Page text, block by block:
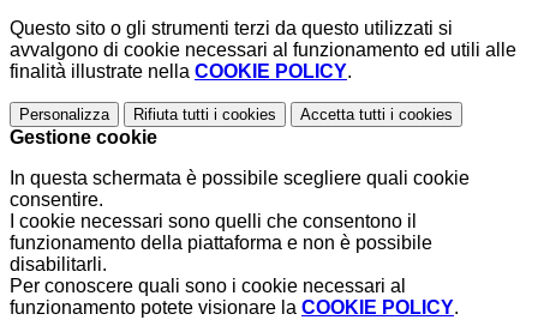
Questo sito o gli strumenti terzi da questo utilizzati si
avvalgono di cookie necessari al funzionamento ed utili alle
finalità illustrate nella COOKIE POLICY.
Personalizza Rifiuta tutti i cookies Accetta tutti i cookies
Gestione cookie
In questa schermata è possibile scegliere quali cookie
consentire.
I cookie necessari sono quelli che consentono il
funzionamento della piattaforma e non è possibile
disabilitarli.
Per conoscere quali sono i cookie necessari al
funzionamento potete visionare la COOKIE POLICY.